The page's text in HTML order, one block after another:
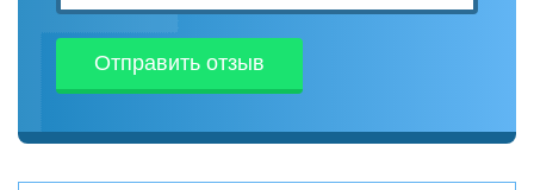
Отправить отзыв